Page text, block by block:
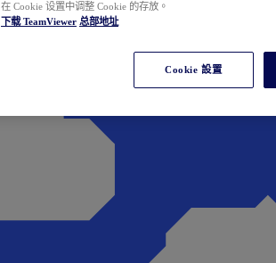
在 Cookie 设置中调整 Cookie 的存放。
下载 TeamViewer 总部地址
Cookie 設置